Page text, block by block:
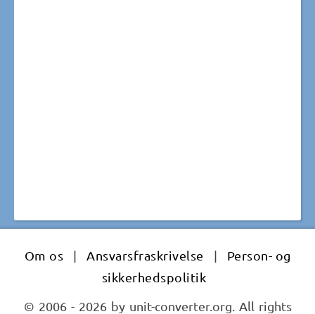
Om os | Ansvarsfraskrivelse |
Person- og
sikkerhedspolitik
© 2006 - 2026 by unit-converter.org. All rights